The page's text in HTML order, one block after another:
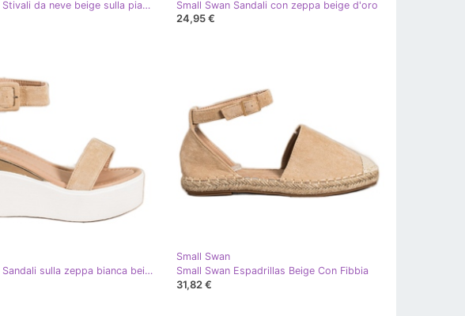
Small Swan Stivali da neve beige sulla piattaforma
Small Swan Sandali con zeppa beige d'oro
24,95 €
Small Swan Sandali sulla zeppa bianca beige
Small Swan
Small Swan Espadrillas Beige Con Fibbia
31,82 €